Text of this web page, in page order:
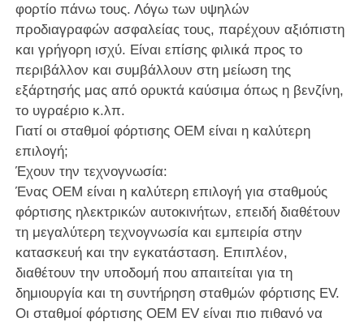
φορτίο πάνω τους. Λόγω των υψηλών
προδιαγραφών ασφαλείας τους, παρέχουν αξιόπιστη
και γρήγορη ισχύ. Είναι επίσης φιλικά προς το
περιβάλλον και συμβάλλουν στη μείωση της
εξάρτησής μας από ορυκτά καύσιμα όπως η βενζίνη,
το υγραέριο κ.λπ.
Γιατί οι σταθμοί φόρτισης OEM είναι η καλύτερη
επιλογή;
Έχουν την τεχνογνωσία:
Ένας OEM είναι η καλύτερη επιλογή για σταθμούς
φόρτισης ηλεκτρικών αυτοκινήτων, επειδή διαθέτουν
τη μεγαλύτερη τεχνογνωσία και εμπειρία στην
κατασκευή και την εγκατάσταση. Επιπλέον,
διαθέτουν την υποδομή που απαιτείται για τη
δημιουργία και τη συντήρηση σταθμών φόρτισης EV.
Οι σταθμοί φόρτισης OEM EV είναι πιο πιθανό να